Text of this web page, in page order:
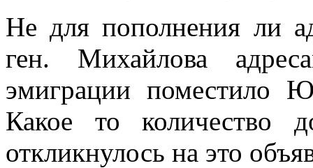
Не для пополнения ли
ген. Михайлова
эмиграции поместило
Какое то количество
откликнулось на это